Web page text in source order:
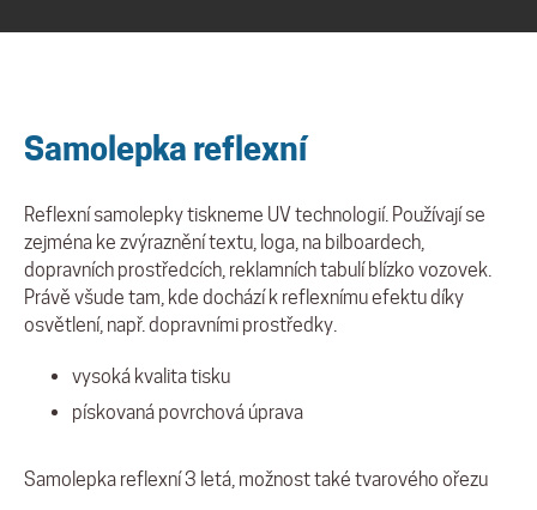
Samolepka reflexní
Reflexní samolepkytiskneme UV technologií. Používají se
zejména ke zvýraznění textu, loga, na bilboardech,
dopravních prostředcích, reklamních tabulí blízko vozovek.
Právě všude tam, kde dochází k reflexnímu efektu díky
osvětlení, např. dopravními prostředky.
vysoká kvalita tisku
pískovaná povrchová úprava
Samolepka reflexní 3 letá, možnost také tvarového ořezu